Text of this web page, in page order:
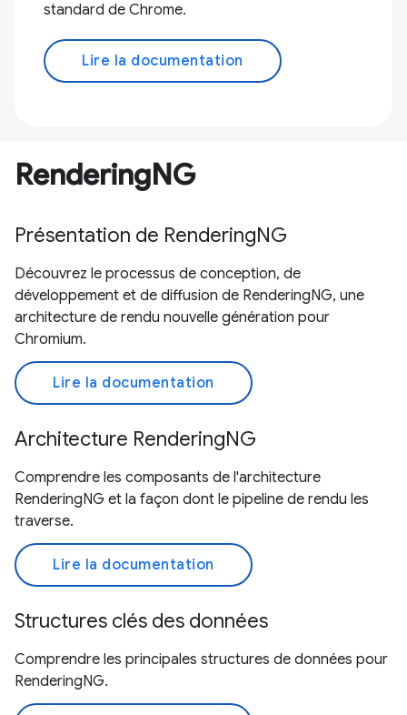
standard de Chrome.
Lire la documentation
RenderingNG
Présentation de RenderingNG
Découvrez le processus de conception, de
développement et de diffusion de RenderingNG, une
architecture de rendu nouvelle génération pour
Chromium.
Lire la documentation
Architecture RenderingNG
Comprendre les composants de l'architecture
RenderingNG et la façon dont le pipeline de rendu les
traverse.
Lire la documentation
Structures clés des données
Comprendre les principales structures de données pour
RenderingNG.